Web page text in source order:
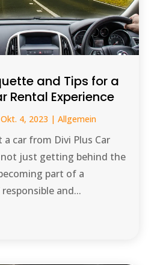
and Tips for a
Rental Experience
Okt. 4, 2023 | Allgemein
car from Divi Plus Car
not just getting behind the
part of a
and...